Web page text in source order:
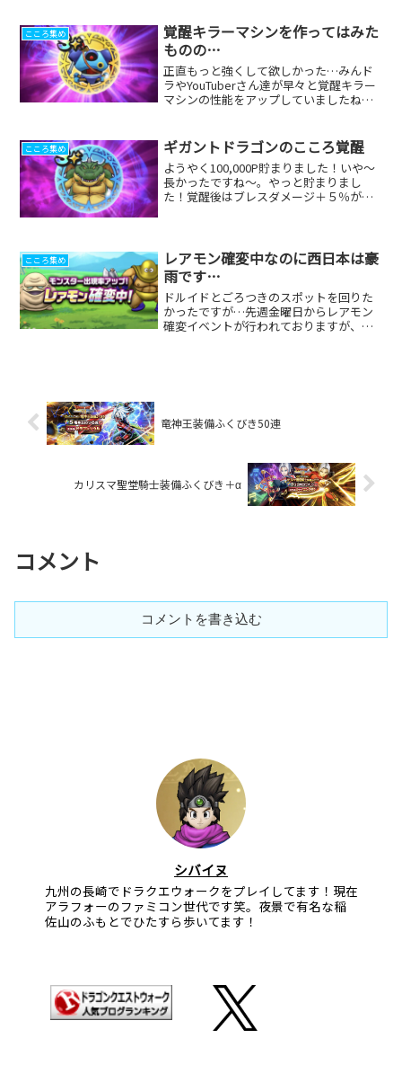
こころ集め
覚醒キラーマシンを作ってはみた
ものの…
正直もっと強くして欲しかった…みんド
ラやYouTuberさん達が早々と覚醒キラー
マシンの性能をアップしていましたね。
スキルが無かったことです。マヒャド斬
りや回転斬りの強...
こころ集め ギガントドラゴンのこころ覚醒
ようやく100,000P貯まりました！いや〜
長かったですね〜。やっと貯まりまし
た！覚醒後はブレスダメージ＋５％がめ
達前のラス...
こころ集め
レアモン確変中なのに西日本は豪
雨です…
ドルイドとごろつきのスポットを回りた
かったですが…先週金曜日からレアモン
確変イベントが行われておりますが、西
竜神王装備ふくびき50連
カリスマ聖堂騎士装備ふくびき＋α
コメント
コメントを書き込む
シバイヌ
九州の長崎でドラクエウォークをプレイしてます！現在
アラフォーのファミコン世代です笑。夜景で有名な稲
佐山のふもとでひたすら歩いてます！